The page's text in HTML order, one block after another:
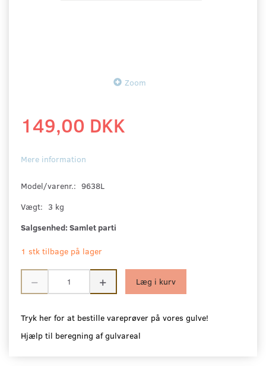
Zoom
149,00 DKK
Mere information
Model/varenr.: 9638L
Vægt: 3 kg
Salgsenhed: Samlet parti
1 stk tilbage på lager
Læg i kurv
Tryk her for at bestille vareprøver på vores gulve!
Hjælp til beregning af gulvareal